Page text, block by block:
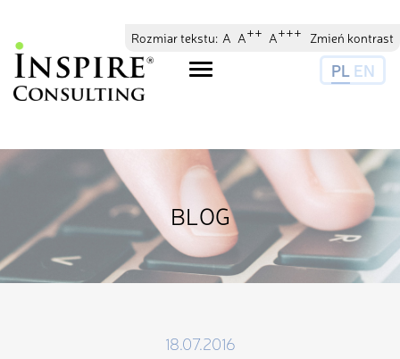
Rozmiar tekstu: A A++ A+++ Zmień kontrast
Toggle
PL EN
BLOG
18.07.2016